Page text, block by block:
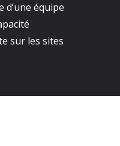
d’une équipe
sur les sites